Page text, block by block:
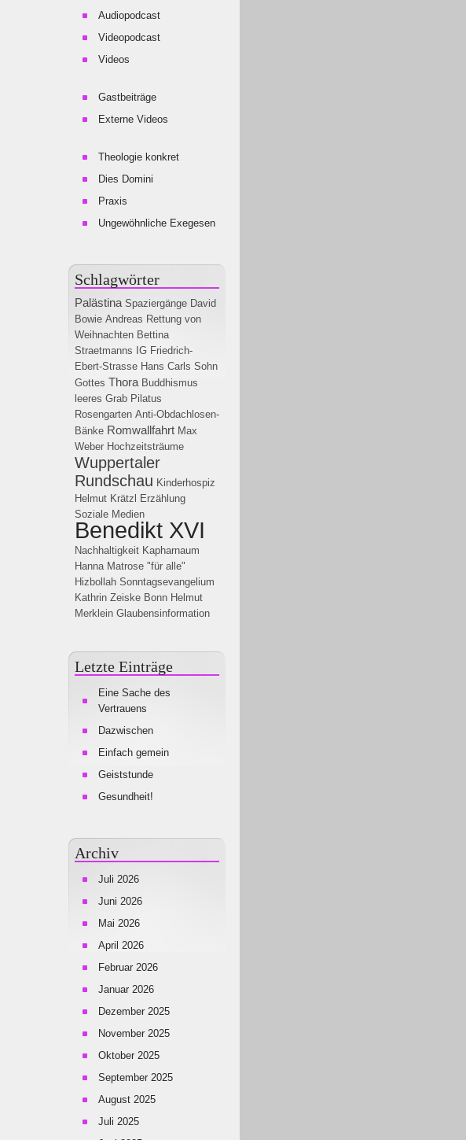
Audiopodcast
Videopodcast
Videos
Gastbeiträge
Externe Videos
Theologie konkret
Dies Domini
Praxis
Ungewöhnliche Exegesen
Schlagwörter
Palästina Spaziergänge David
Bowie Andreas Rettung von
Weihnachten Bettina
Straetmanns IG Friedrich-
Ebert-Strasse Hans Carls Sohn
Gottes Thora Buddhismus
leeres Grab Pilatus
Rosengarten Anti-Obdachlosen-
Bänke Romwallfahrt Max
Weber Hochzeitsträume
Wuppertaler
Rundschau Kinderhospiz
Helmut Krätzl
Erzählung
Soziale Medien
Benedikt XVI
Nachhaltigkeit Kapharnaum
Hanna Matrose "für alle"
Hizbollah Sonntagsevangelium
Kathrin Zeiske Bonn Helmut
Merklein Glaubensinformation
Letzte Einträge
Eine Sache des
Vertrauens
Dazwischen
Einfach gemein
Geiststunde
Gesundheit!
Archiv
Juli 2026
Juni 2026
Mai 2026
April 2026
Februar 2026
Januar 2026
Dezember 2025
November 2025
Oktober 2025
September 2025
August 2025
Juli 2025